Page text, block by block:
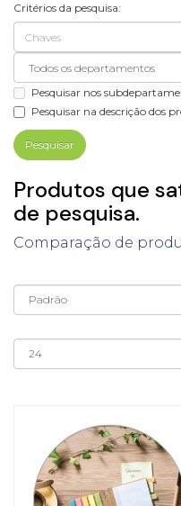
Critérios da pesquisa:
Pesquisar nos
Pesquisar na descrição dos
Produtos que
de pesquisa.
Comparação de